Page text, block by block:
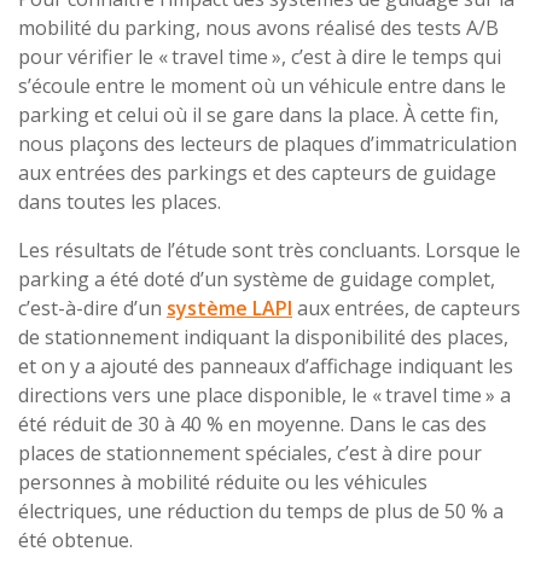
mobilité du parking, nous avons réalisé des tests A/B
pour vérifier le « travel time », c’est à dire le temps qui
s’écoule entre le moment où un véhicule entre dans le
parking et celui où il se gare dans la place. À cette fin,
nous plaçons des lecteurs de plaques d’immatriculation
aux entrées des parkings et des capteurs de guidage
dans toutes les places.
Les résultats de l’étude sont très concluants. Lorsque le
parking a été doté d’un système de guidage complet,
c’est-à-dire d’un système LAPI aux entrées, de capteurs
de stationnement indiquant la disponibilité des places,
et on y a ajouté des panneaux d’affichage indiquant les
directions vers une place disponible, le « travel time » a
été réduit de 30 à 40 % en moyenne. Dans le cas des
places de stationnement spéciales, c’est à dire pour
personnes à mobilité réduite ou les véhicules
électriques, une réduction du temps de plus de 50 % a
été obtenue.